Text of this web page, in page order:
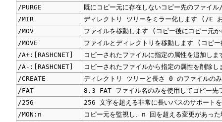
/PURGE
既にコピー元に存在しないコピー先のファイ
/MIR
ディレクトリ ツリーをミラー化します (/E
/MOV
ファイルを移動します (コピー後にコピー元
/MOVE
ファイルとディレクトリを移動します (コピ
/A+:[RASHCNET]
コピーされたファイルに指定の属性を追加しま
/A-:[RASHCNET]
コピーされたファイルから指定の属性を削除し
/CREATE
ディレクトリ ツリーと長さ 0 のファイルの
/FAT
8.3 FAT ファイル名のみを使用してコピー先
/256
256 文字を超える非常に長いパスのサポート
/MON:n
コピー元を監視し、n 回を超える変更があっ